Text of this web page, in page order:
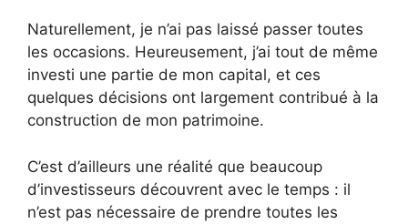
Naturellement, je n’ai pas laissé passer toutes
les occasions. Heureusement, j’ai tout de même
investi une partie de mon capital, et ces
quelques décisions ont largement contribué à la
construction de mon patrimoine.
C’est d’ailleurs une réalité que beaucoup
d’investisseurs découvrent avec le temps : il
n’est pas nécessaire de prendre toutes les